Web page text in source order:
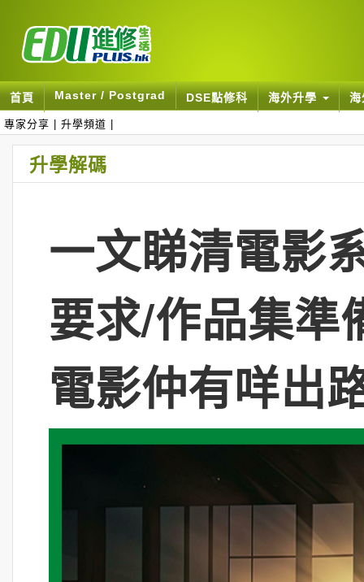
首頁 Master / Postgrad DSE點修科 海外升學
專家分享 升學頻道
升學解碼
一文睇清電影
要求/作品集準
電影仲有咩出